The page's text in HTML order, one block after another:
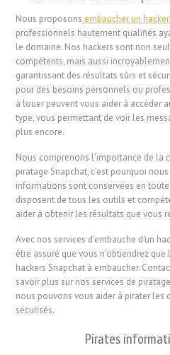
Nous proposons embaucher un
professionnels hautement qualifiés
le domaine. Nos hackers sont non
compétents, mais aussi
garantissant des résultats sûrs et
pour des besoins personnels ou
à louer peuvent vous aider à accéder
type, vous permettant de voir les
plus encore.
Nous comprenons l'importance de la
piratage Snapchat, c'est pourquoi
informations sont conservées en
disposent de tous les outils et
aider à obtenir les résultats que vous
Avec nos services d'embauche d'un
être assuré que vous n'obtiendrez
hackers Snapchat à embaucher.
savoir plus sur nos services de
nous pouvons vous aider à pirater les
sécurisés.
Pirates